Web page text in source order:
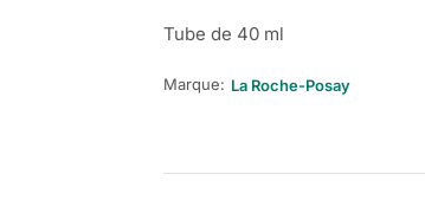
Tube de 40 ml
Marque: La Roche-Posay